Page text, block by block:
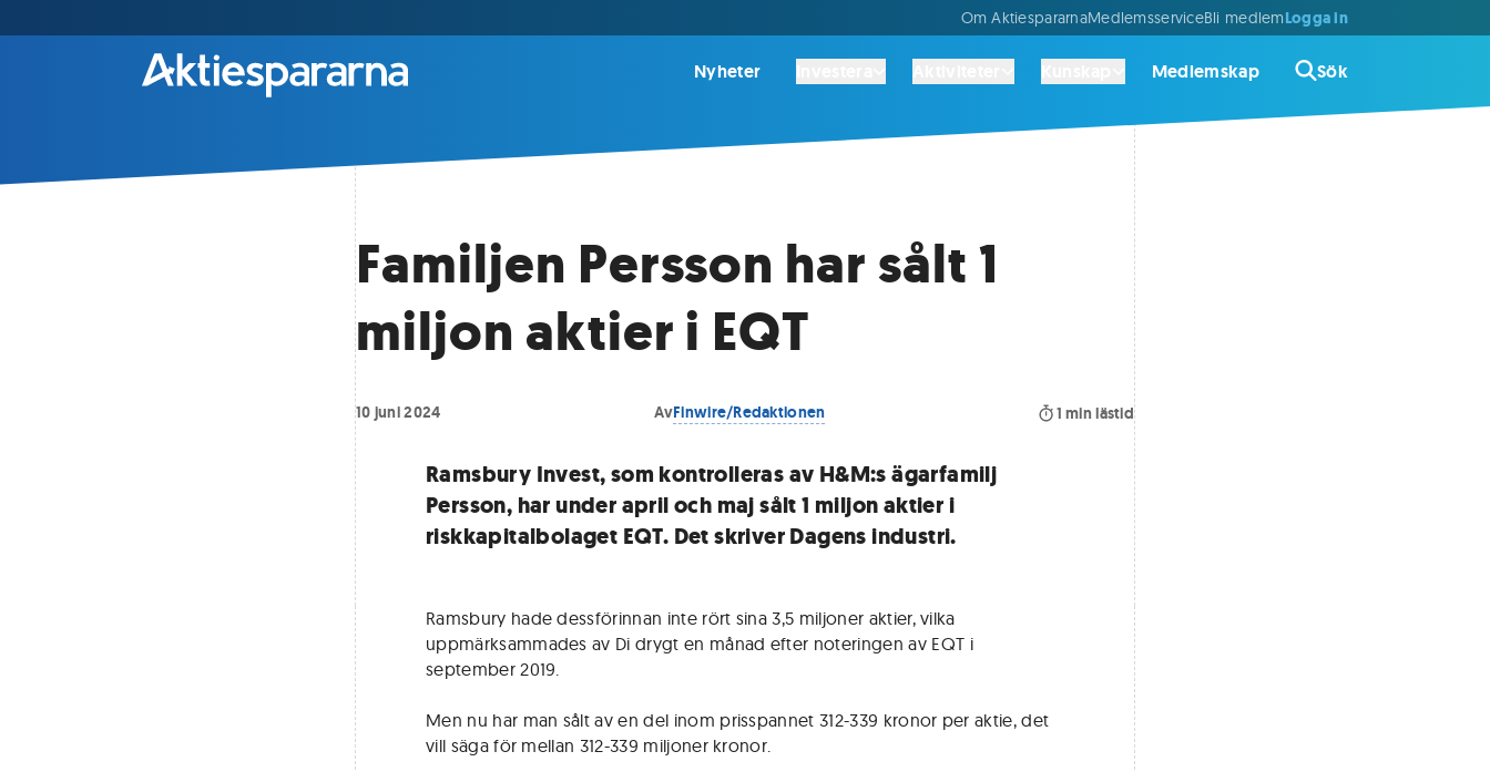
Om AktiespararnaMedlemsserviceBli medlemLogga in
Nyheter Medlemskap Sök
Familjen Persson har sålt 1
miljon aktier i EQT
10 juni 2024 AvFinwire/Redaktionen 1 min lästid
Ramsbury Invest, som kontrolleras av H&M:s ägarfamilj
Persson, har under april och maj sålt 1 miljon aktier i
riskkapitalbolaget EQT. Det skriver Dagens industri.
Ramsbury hade dessförinnan inte rört sina 3,5 miljoner aktier, vilka
uppmärksammades av Di drygt en månad efter noteringen av EQT i
september 2019.
Men nu har man sålt av en del inom prisspannet 312-339 kronor per aktie, det
vill säga för mellan 312-339 miljoner kronor.